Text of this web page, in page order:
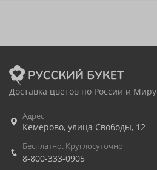
Доставка цветов по России и Миру
Адрес
Кемерово, улица Свободы, 12
Бесплатно. Круглосуточно
8-800-333-0905